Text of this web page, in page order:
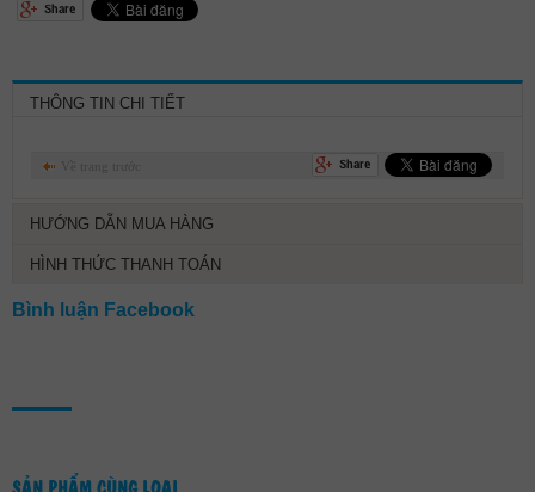
THÔNG TIN CHI TIẾT
Về trang trước
HƯỚNG DẪN MUA HÀNG
HÌNH THỨC THANH TOÁN
Bình luận Facebook